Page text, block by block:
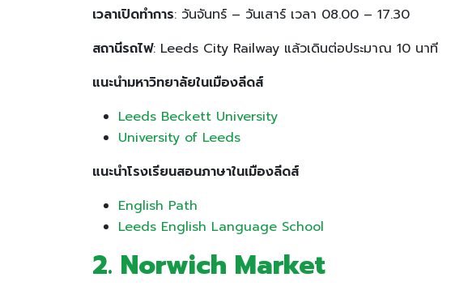
เวลาเปิดทำการ: วันจันทร์ – วันเสาร์ เวลา 08.00 – 17.30
สถานีรถไฟ: Leeds City Railway แล้วเดินต่อประมาณ 10 นาที
แนะนำมหาวิทยาลัยในเมืองลีดส์
Leeds Beckett University
University of Leeds
แนะนำโรงเรียนสอนภาษาในเมืองลีดส์
English Path
Leeds English Language School
2. Norwich Market